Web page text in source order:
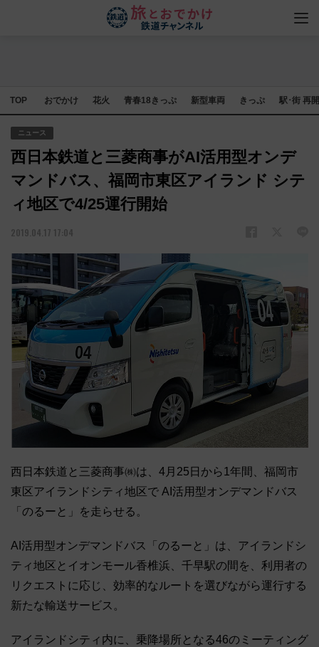
TOP おでかけ 花火 青春18きっぷ 新型車両 きっぷ 駅･街 再
ニュース
西日本鉄道と三菱商事がAI活用型オンデ
マンドバス、福岡市東区アイランド シテ
ィ地区で4/25運行開始
2019.04.17 17:04
西日本鉄道と三菱商事㈱は、4月25日から1年間、福岡市
東区アイランドシティ地区で AI活用型オンデマンドバス
「のるーと」を走らせる。
AI活用型オンデマンドバス「のるーと」は、アイランドシ
ティ地区とイオンモール香椎浜、千早駅の間を、利用者の
リクエストに応じ、効率的なルートを選びながら運行する
新たな輸送サービス。
アイランドシティ内に、乗降場所となる46のミーティング